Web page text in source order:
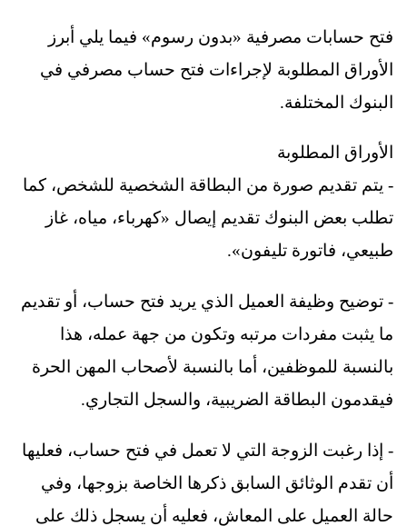
فتح حسابات مصرفية «بدون رسوم» فيما يلي أبرز
الأوراق المطلوبة لإجراءات فتح حساب مصرفي في
البنوك المختلفة.
الأوراق المطلوبة
- يتم تقديم صورة من البطاقة الشخصية للشخص، كما
تطلب بعض البنوك تقديم إيصال «كهرباء، مياه، غاز
طبيعي، فاتورة تليفون».
- توضيح وظيفة العميل الذي يريد فتح حساب، أو تقديم
ما يثبت مفردات مرتبه وتكون من جهة عمله، هذا
بالنسبة للموظفين، أما بالنسبة لأصحاب المهن الحرة
فيقدمون البطاقة الضريبية، والسجل التجاري.
- إذا رغبت الزوجة التي لا تعمل في فتح حساب، فعليها
أن تقدم الوثائق السابق ذكرها الخاصة بزوجها، وفي
حالة العميل على المعاش، فعليه أن يسجل ذلك على